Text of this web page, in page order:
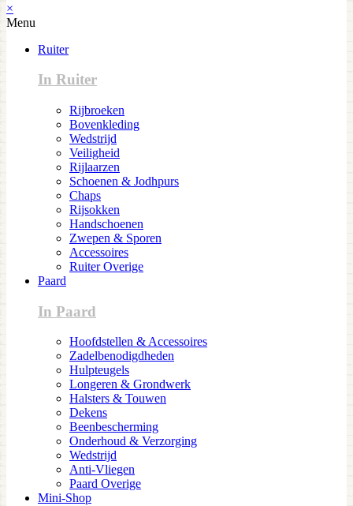
×
Menu
Ruiter
In Ruiter
Rijbroeken
Bovenkleding
Wedstrijd
Veiligheid
Rijlaarzen
Schoenen & Jodhpurs
Chaps
Rijsokken
Handschoenen
Zwepen & Sporen
Accessoires
Ruiter Overige
Paard
In Paard
Hoofdstellen & Accessoires
Zadelbenodigdheden
Hulpteugels
Longeren & Grondwerk
Halsters & Touwen
Dekens
Beenbescherming
Onderhoud & Verzorging
Wedstrijd
Anti-Vliegen
Paard Overige
Mini-Shop